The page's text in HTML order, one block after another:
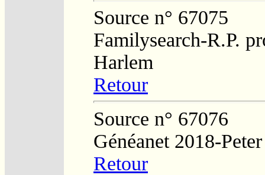
Source n° 67075
Familysearch-R.P.
Harlem
Retour
Source n° 67076
Généanet 2018-
Retour